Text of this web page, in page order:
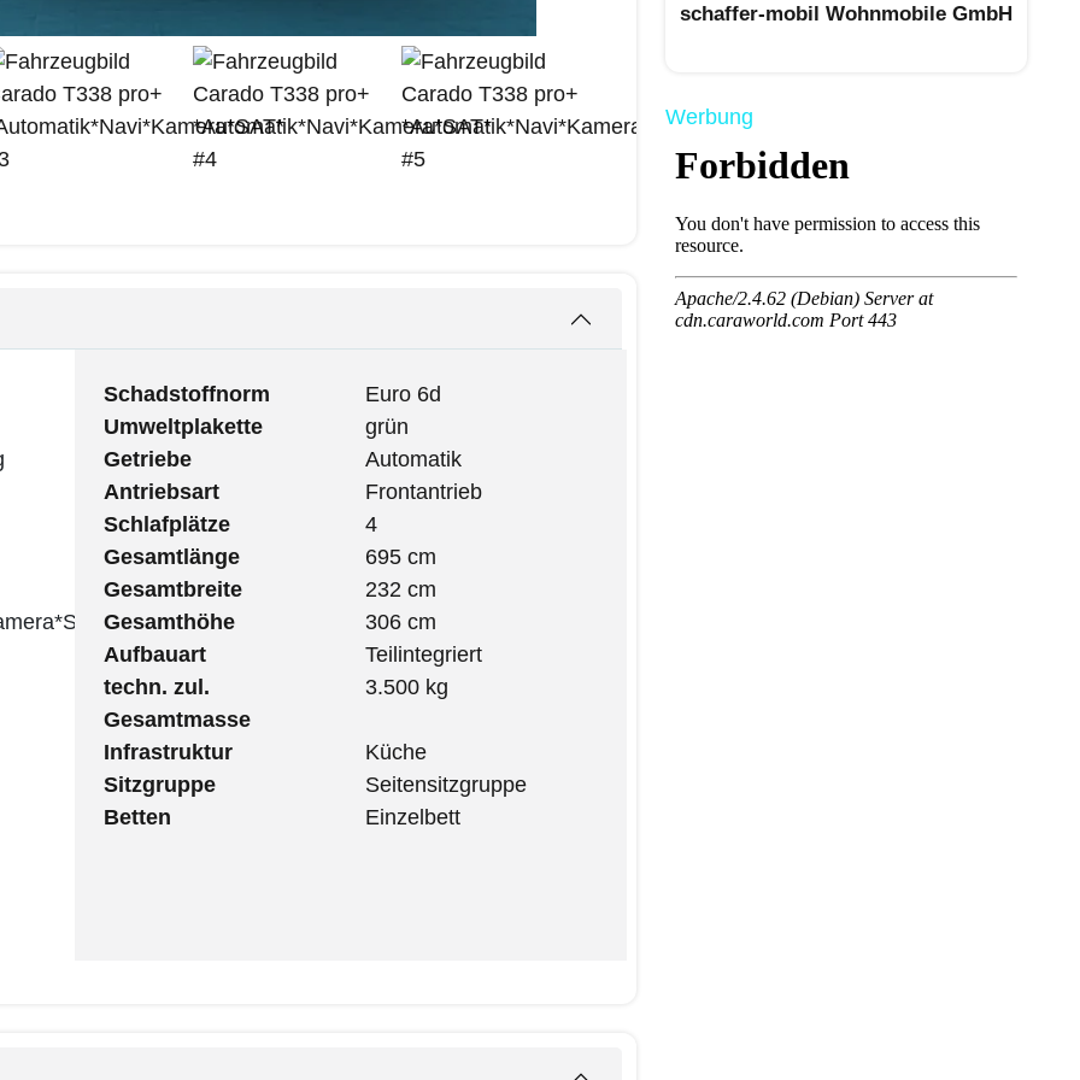
Schadstoffnorm
Euro 6d
Umweltplakette
grün
Getriebe
Automatik
Antriebsart
Frontantrieb
Schlafplätze
4
Gesamtlänge
695 cm
Gesamtbreite
232 cm
Gesamthöhe
306 cm
Aufbauart
Teilintegriert
techn. zul.
Gesamtmasse
3.500 kg
Infrastruktur
Küche
Sitzgruppe
Seitensitzgruppe
Betten
Einzelbett
schaffer-mobil Wohnmobile GmbH
Werbung